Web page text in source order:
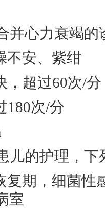
心力衰竭的
安、紫绀
超过60次/分
次/分
的护理，下
期，细菌性
室